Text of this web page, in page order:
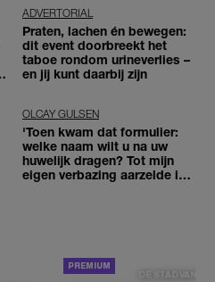
ADVERTORIAL
Praten, lachen én bewegen:
dit event doorbreekt het
taboe rondom urineverlies –
en jij kunt daarbij zijn
OLCAY GULSEN
'Toen kwam dat formulier:
welke naam wilt u na uw
huwelijk dragen? Tot mijn
eigen verbazing aarzelde ik
DE STAD VAN